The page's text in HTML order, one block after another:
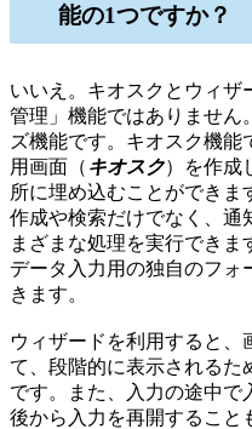
能の1つですか？
いいえ。キオスクとウィザ
管理」機能ではありません
ズ機能です。キオスク機
用画面（ キオスク）を作成
所に埋め込むことができ
作成や検索だけでなく、通
まざまな処理を実行できま
データ入力用の独自のフォ
きます。
ウィザードを利用すると
て、段階的に表示されるた
です。また、入力の途中で
後から入力を再開すること